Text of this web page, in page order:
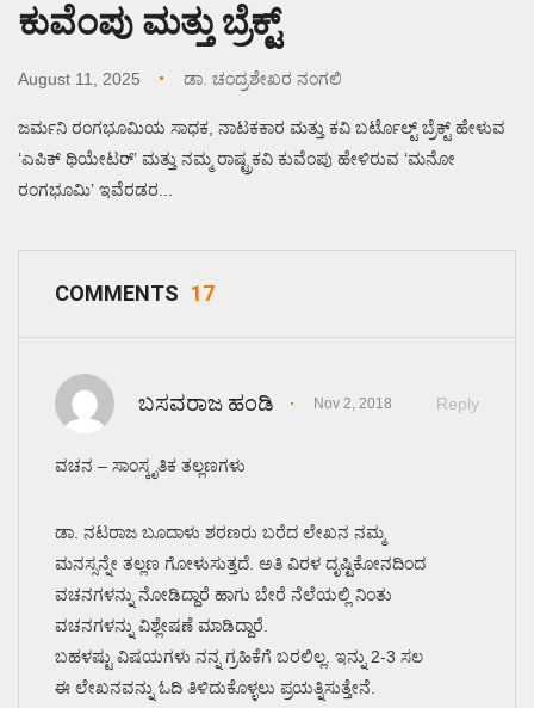
ಕುವೆಂಪು ಮತ್ತು ಬ್ರೆಕ್ಟ್
August 11, 2025 ಡಾ. ಚಂದ್ರಶೇಖರ ನಂಗಲಿ
ಜರ್ಮನಿ ರಂಗಭೂಮಿಯ ಸಾಧಕ, ನಾಟಕಕಾರ ಮತ್ತು ಕವಿ ಬರ್ಟೊಲ್ಟ್ ಬ್ರೆಕ್ಟ್ ಹೇಳುವ
‘ಎಪಿಕ್ ಥಿಯೇಟರ್’ ಮತ್ತು ನಮ್ಮ ರಾಷ್ಟ್ರಕವಿ ಕುವೆಂಪು ಹೇಳಿರುವ ‘ಮನೋ
ರಂಗಭೂಮಿ’ ಇವೆರಡರ...
COMMENTS 17
ಬಸವರಾಜ ಹಂಡಿ Nov 2, 2018 Reply
ವಚನ – ಸಾಂಸ್ಕೃತಿಕ ತಲ್ಲಣಗಳು
ಡಾ. ನಟರಾಜ ಬೂದಾಳು ಶರಣರು ಬರೆದ ಲೇಖನ ನಮ್ಮ
ಮನಸ್ಸನ್ನೇ ತಲ್ಲಣ ಗೋಳುಸುತ್ತದೆ. ಅತಿ ವಿರಳ ದೃಷ್ಟಿಕೋನದಿಂದ
ವಚನಗಳನ್ನು ನೋಡಿದ್ದಾರೆ ಹಾಗು ಬೇರೆ ನೆಲೆಯಲ್ಲಿ ನಿಂತು
ವಚನಗಳನ್ನು ವಿಶ್ಲೇಷಣೆ ಮಾಡಿದ್ದಾರೆ.
ಬಹಳಷ್ಟು ವಿಷಯಗಳು ನನ್ನ ಗ್ರಹಿಕೆಗೆ ಬರಲಿಲ್ಲ. ಇನ್ನು 2-3 ಸಲ
ಈ ಲೇಖನವನ್ನು ಓದಿ ತಿಳಿದುಕೊಳ್ಳಲು ಪ್ರಯತ್ನಿಸುತ್ತೇನೆ.